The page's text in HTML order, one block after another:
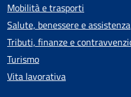
Mobilità e trasporti
Salute, benessere e assistenza
Tributi, finanze e
Turismo
Vita lavorativa